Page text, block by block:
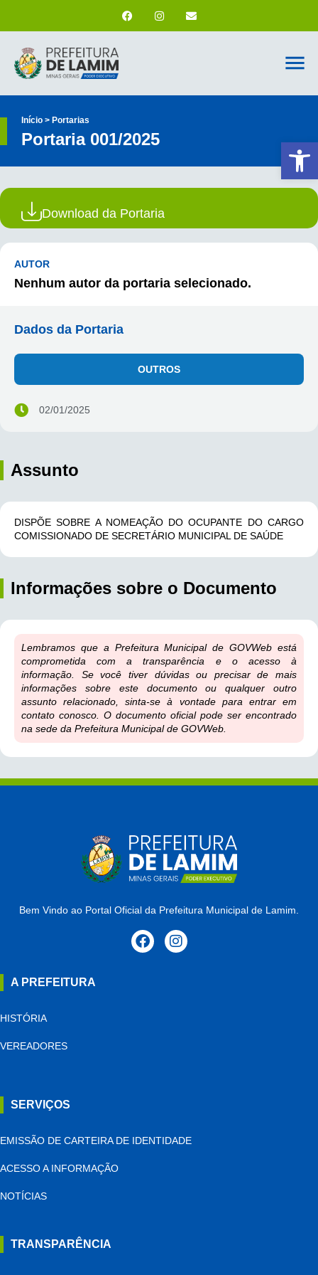
Início > Portarias
Portaria 001/2025
Download da Portaria
AUTOR
Nenhum autor da portaria selecionado.
Dados da Portaria
OUTROS
02/01/2025
Assunto
DISPÕE SOBRE A NOMEAÇÃO DO OCUPANTE DO CARGO
COMISSIONADO DE SECRETÁRIO MUNICIPAL DE SAÚDE
Informações sobre o Documento
Lembramos que a Prefeitura Municipal de GOVWeb está
comprometida com a transparência e o acesso à
informação. Se você tiver dúvidas ou precisar de mais
informações sobre este documento ou qualquer outro
assunto relacionado, sinta-se à vontade para entrar em
contato conosco. O documento oficial pode ser encontrado
na sede da Prefeitura Municipal de GOVWeb.
Bem Vindo ao Portal Oficial da Prefeitura Municipal de Lamim.
A PREFEITURA
HISTÓRIA
VEREADORES
SERVIÇOS
EMISSÃO DE CARTEIRA DE IDENTIDADE
ACESSO A INFORMAÇÃO
NOTÍCIAS
TRANSPARÊNCIA